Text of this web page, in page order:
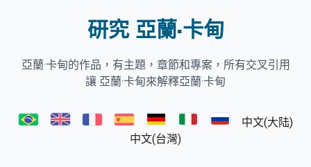
研究 亞蘭·卡甸
亞蘭·卡甸的作品，有主題，章節和專案，所有交叉引用
讓 亞蘭·卡甸來解釋亞蘭·卡甸
中文(大陆)
中文(台灣)